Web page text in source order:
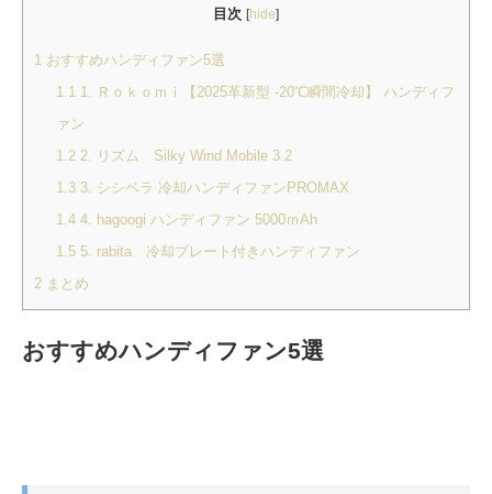
目次 [hide]
1 おすすめハンディファン5選
1.1 1. ‎Ｒｏｋｏｍｉ【2025革新型 -20℃瞬間冷却】 ハンディフ
ァン
1.22. リズム Silky Wind Mobile 3.2
1.33. シシベラ 冷却ハンディファンPROMAX
1.44. hagoogi ハンディファン 5000ｍAh
1.55. rabita 冷却プレート付きハンディファン
2 まとめ
おすすめハンディファン5選